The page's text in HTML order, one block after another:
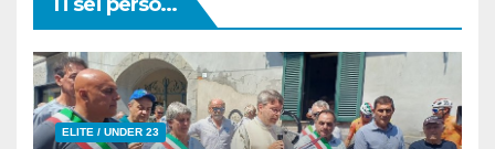
ELITE / UNDER 23